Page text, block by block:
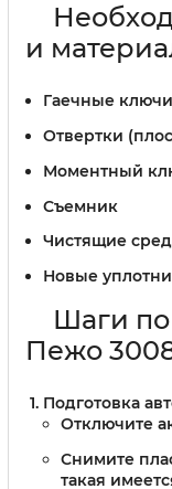
и
Гаечные
Отвертки
Моментный
Съемник
Чистящие
Новые
Шаги
Пежо
Подготовка
Отключите
Снимите
такая